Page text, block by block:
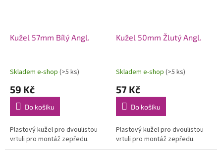
Kužel 57mm Bílý Angl.
Skladem e-shop (>5 ks)
59 Kč
Do košíku
Plastový kužel pro dvoulistou
vrtuli pro montáž zepředu.
Kužel 50mm Žlutý Angl.
Skladem e-shop (>5 ks)
57 Kč
Do košíku
Plastový kužel pro dvoulistou
vrtuli pro montáž zepředu.